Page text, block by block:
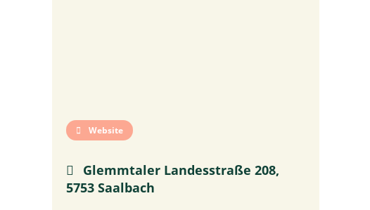
Website
Glemmtaler Landesstraße 208,
5753 Saalbach